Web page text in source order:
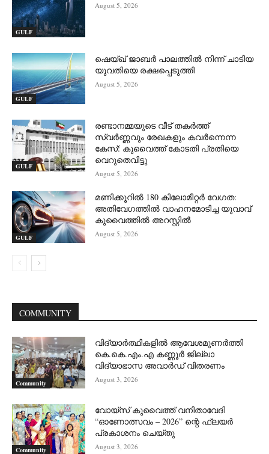
GULF
August 5, 2026
GULF
ഷെയ്ഖ് ജാബർ പാലത്തിൽ നിന്ന് ചാടിയ
യുവതിയെ രക്ഷപ്പെടുത്തി
August 5, 2026
GULF
രണ്ടാനമ്മയുടെ വീട് തകർത്ത്
സ്വർണ്ണവും രേഖകളും കവർന്നെന്ന
കേസ്: കുവൈത്ത് കോടതി പ്രതിയെ
വെറുതെവിട്ടു
August 5, 2026
GULF
മണിക്കൂറിൽ 180 കിലോമീറ്റർ വേഗത:
അതിവേഗത്തിൽ വാഹനമോടിച്ച യുവാവ്
കുവൈത്തിൽ അറസ്റ്റിൽ
August 5, 2026
COMMUNITY
Community
വിദ്യാർത്ഥികളിൽ ആവേശമുണർത്തി
കെ.കെ.എം.എ കണ്ണൂർ ജില്ലാ
വിദ്യാഭാസ അവാർഡ് വിതരണം
August 3, 2026
Community
വോയ്സ് കുവൈത്ത് വനിതാവേദി
“ഓണോത്സവം – 2026” ന്റെ ഫ്ലയർ
പ്രകാശനം ചെയ്തു
August 3, 2026